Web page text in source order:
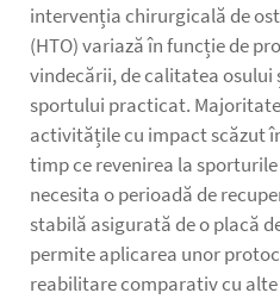
intervenția chirurgicală de
(HTO) variază în funcție de
vindecării, de calitatea osului
sportului practicat.
activitățile cu impact scăzut
timp ce revenirea la
necesita o perioadă de
stabilă asigurată de o placă
permite aplicarea unor
reabilitare comparativ cu alte